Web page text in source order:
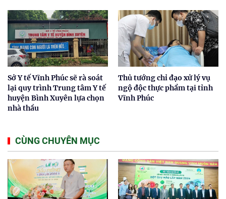
Sở Y tế Vĩnh Phúc sẽ rà soát
lại quy trình Trung tâm Y tế
huyện Bình Xuyên lựa chọn
nhà thầu
Thủ tướng chỉ đạo xử lý vụ
ngộ độc thực phẩm tại tỉnh
Vĩnh Phúc
CÙNG CHUYÊN MỤC